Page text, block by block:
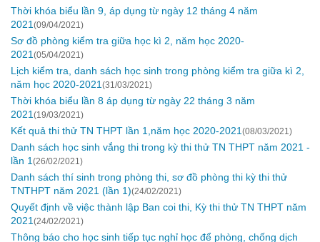
Thời khóa biểu lần 9, áp dụng từ ngày 12 tháng 4 năm
2021 (09/04/2021)
Sơ đồ phòng kiểm tra giữa học kì 2, năm học 2020-
2021 (05/04/2021)
Lịch kiểm tra, danh sách học sinh trong phòng kiểm tra giữa kì 2,
năm học 2020-2021 (31/03/2021)
Thời khóa biểu lần 8 áp dụng từ ngày 22 tháng 3 năm
2021 (19/03/2021)
Kết quả thi thử TN THPT lần 1,năm học 2020-2021 (08/03/2021)
Danh sách học sinh vắng thi trong kỳ thi thử TN THPT năm 2021 -
lần 1 (26/02/2021)
Danh sách thí sinh trong phòng thi, sơ đồ phòng thi kỳ thi thử
TNTHPT năm 2021 (lần 1)(24/02/2021)
Quyết định về việc thành lập Ban coi thi, Kỳ thi thử TN THPT năm
2021 (24/02/2021)
Thông báo cho học sinh tiếp tục nghỉ học để phòng, chống dịch